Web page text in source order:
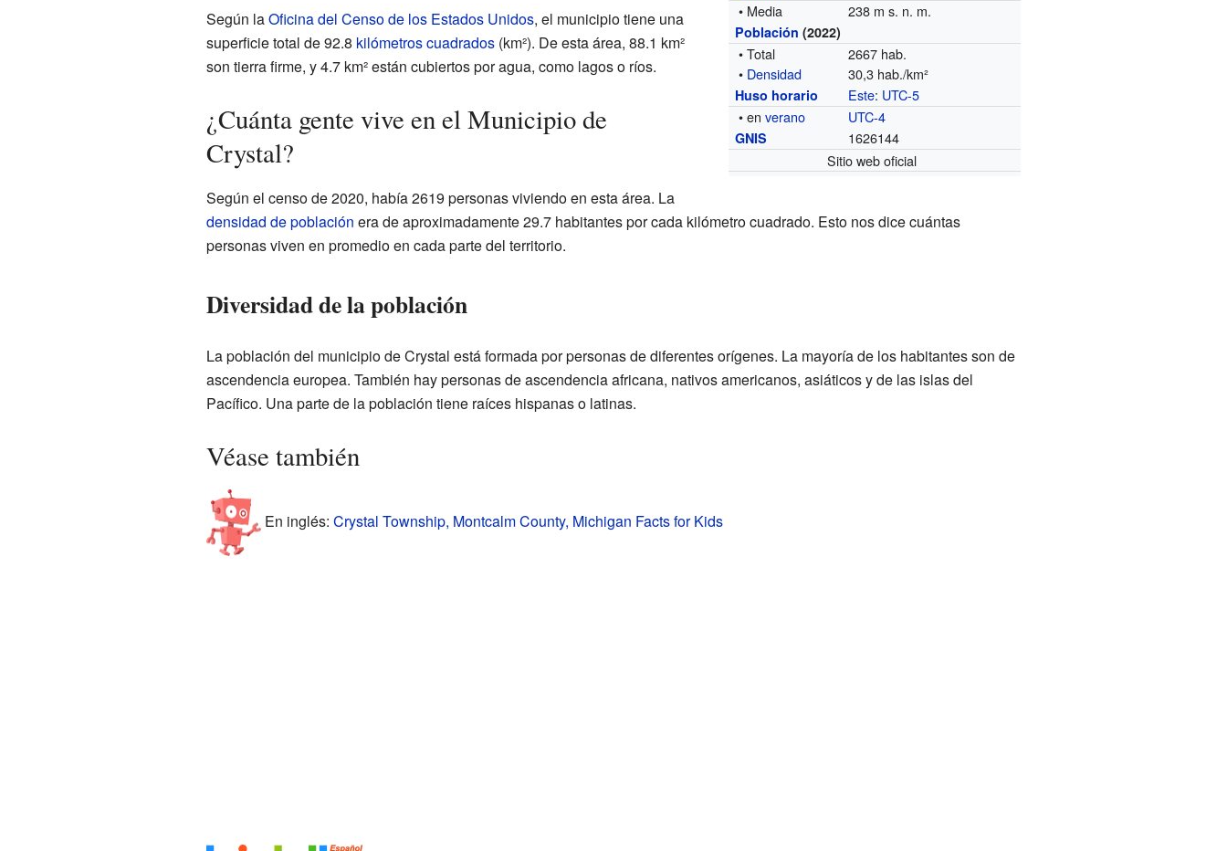
• Media 238 m s. n. m.
Población (2022)
• Total
2667 hab.
• Densidad 30,3 hab./km²
Huso horario Este: UTC-5
• enverano UTC-4
GNIS
1626144
Sitio web oficial
Según laOficina del Censo de los Estados Unidos, el municipio tiene una
superficie total de 92.8 kilómetros cuadrados(km²). De esta área, 88.1 km²
son tierra firme, y 4.7 km² están cubiertos por agua, como lagos o ríos.
¿Cuánta gente vive en el Municipio de
Crystal?
Según el censo de 2020, había 2619 personas viviendo en esta área. La
densidad de población era de aproximadamente 29.7 habitantes por cada kilómetro cuadrado. Esto nos dice cuántas
personas viven en promedio en cada parte del territorio.
Diversidad de la población
La población del municipio de Crystal está formada por personas de diferentes orígenes. La mayoría de los habitantes son de
ascendencia europea. También hay personas de ascendencia africana, nativos americanos, asiáticos y de las islas del
Pacífico. Una parte de la población tiene raíces hispanas o latinas.
Véase también
En inglés: Crystal Township, Montcalm County, Michigan Facts for Kids